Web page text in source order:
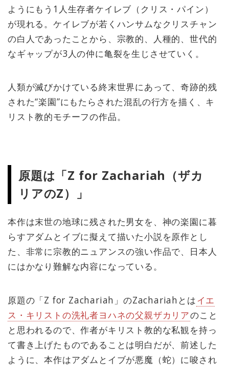
ようにもう1人生存者ケイレブ（クリス・パイン）
が現れる。ケイレブが若くハンサムなクリスチャン
の白人であったことから、宗教的、人種的、世代的
なギャップが3人の仲に亀裂を生じさせていく。
人類が滅びかけている終末世界にあって、奇跡的残
された“楽園”にもたらされた混乱の行方を描く、キ
リスト教的モチーフの作品。
原題は「Z for Zachariah（ザカ
リアのZ）」
本作は末世の地球に残された男女を、神の楽園に暮
らすアダムとイブに擬えて描いた小説を原作とし
た、非常に宗教的ニュアンスの強い作品で、日本人
にはかなり難解な内容になっている。
原題の「Z for Zachariah」のZachariahとはイエ
ス・キリストの洗礼者ヨハネの父親ザカリアのこと
と思われるので、作者がキリスト教的な私観を持っ
て書き上げたものであることは明白だが、前述した
ように、本作はアダムとイブが悪魔（蛇）に唆され